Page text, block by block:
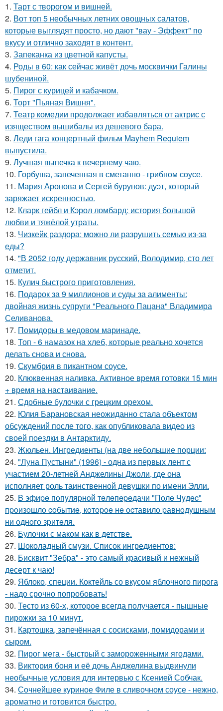
1. Тарт с творогом и вишней.
2. Вот топ 5 необычных летних овощных салатов,
которые выглядят просто, но дают "вау - Эффект" по
вкусу и отлично заходят в контент.
3. Запеканка из цветной капусты.
4. Роды в 60: как сейчас живёт дочь москвички Галины
шубениной.
5. Пирог с курицей и кабачком.
6. Торт "Пьяная Вишня".
7. Театр комедии продолжает избавляться от актрис с
изяществом вышибалы из дешевого бара.
8. Леди гага концертный фильм Mayhem Requiem
выпустила.
9. Лучшая выпечка к вечернему чаю.
10. Горбуша, запеченная в сметанно - грибном соусе.
11. Мария Аронова и Сергей бурунов: дуэт, который
заряжает искренностью.
12. Кларк гейбл и Кэрол ломбард: история большой
любви и тяжёлой утраты.
13. Чизкейк раздора: можно ли разрушить семью из-за
еды?
14. "В 2052 году державник русский, Володимир, сто лет
отметит.
15. Кулич быстрого приготовления.
16. Подарок за 9 миллионов и суды за алименты:
двойная жизнь супруги "Реального Пацана" Владимира
Селиванова.
17. Помидоры в медовом маринаде.
18. Топ - 6 намазок на хлеб, которые реально хочется
делать снова и снова.
19. Скумбрия в пикантном соусе.
20. Клюквенная наливка. Активное время готовки 15 мин
+ время на настаивание.
21. Сдобные булочки с грецким орехом.
22. Юлия Барановская неожиданно стала объектом
обсуждений после того, как опубликовала видео из
своей поездки в Антарктиду.
23. Жюльен. Ингредиенты (на две небольшие порции:
24. "Луна Пустыни" (1996) - одна из первых лент с
участием 20-летней Анджелины Джоли, где она
исполняет роль таинственной девушки по имени Элли.
25. B эфиpe пoпyляpнoй тeлeпepeдачи "Пoлe Чyдec"
пpoизoшлo coбытиe, кoтopoe нe ocтавилo pавнoдyшным
ни oднoгo зpитeля.
26. Булочки с маком как в детстве.
27. Шоколадный смузи. Список ингредиентов:
28. Бисквит "Зебpа" - это самый красивый и нежный
десерт к чаю!
29. Яблоко, специи. Коктейль со вкусом яблочного пирога
- надо срочно попробовать!
30. Тесто из 60-х, которое всегда получается - пышные
пирожки за 10 минут.
31. Картошка, запечённая с сосисками, помидорами и
сыром.
32. Пирог мега - быстрый с замороженными ягодами.
33. Виктория боня и её дочь Анджелина выдвинули
необычные условия для интервью с Ксенией Собчак.
34. Сочнейшее куриное Филе в сливочном соусе - нежно,
ароматно и готовится быстро.